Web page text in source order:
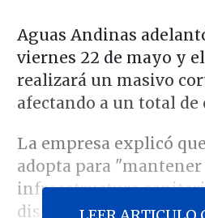
Aguas Andinas
viernes 22 de mayo y
realizará un masivo
afectando a un total de
La empresa explicó
adopta para
infraestructura
distribución de agua